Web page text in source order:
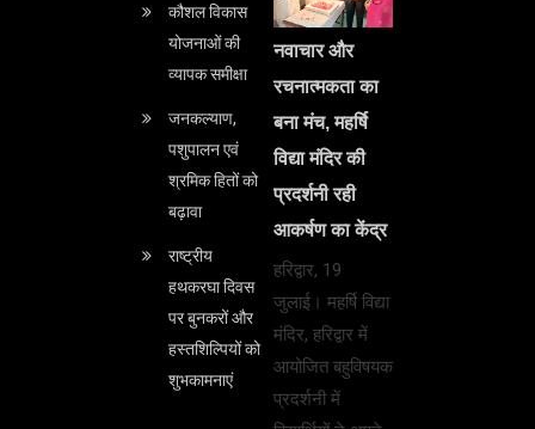
कौशल विकास
योजनाओं की
व्यापक समीक्षा
जनकल्याण,
पशुपालन एवं
श्रमिक हितों को
बढ़ावा
राष्ट्रीय
हथकरघा दिवस
पर बुनकरों और
हस्तशिल्पियों को
शुभकामनाएं
नवाचार और
रचनात्मकता का
बना मंच, महर्षि
विद्या मंदिर की
प्रदर्शनी रही
आकर्षण का केंद्र
हरिद्वार, 19
जुलाई। महर्षि विद्या
मंदिर, हरिद्वार में
आयोजित बहुविषयक
प्रदर्शनी में